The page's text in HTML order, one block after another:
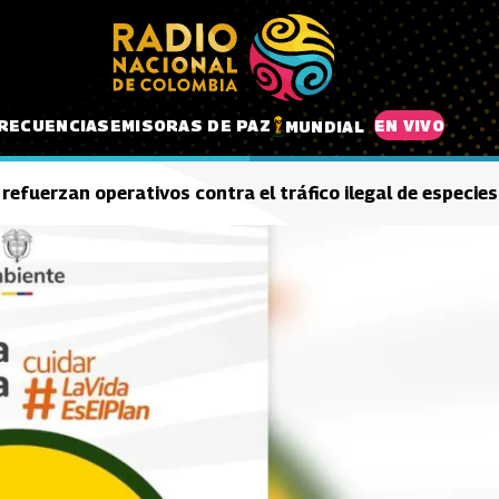
EMISORAS DE PAZ MUNDIAL EN VIVO
operativos contra el tráfico ilegal de